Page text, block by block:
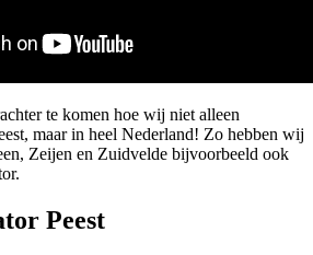
te komen hoe wij niet alleen
maar in heel Nederland! Zo hebben wij
Zeijen en Zuidvelde bijvoorbeeld ook
Peest